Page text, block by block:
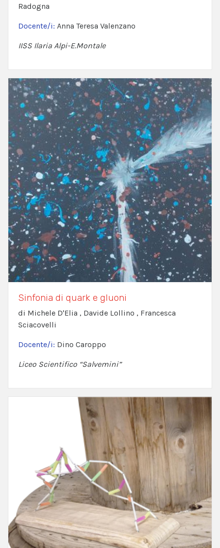
Radogna
Docente/i: Anna Teresa Valenzano
IISS Ilaria Alpi-E.Montale
Sinfonia di quark e gluoni
di Michele D'Elia , Davide Lollino , Francesca
Sciacovelli
Docente/i: Dino Caroppo
Liceo Scientifico “Salvemini”